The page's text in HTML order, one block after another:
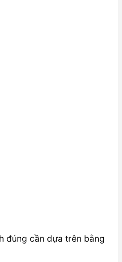
đúng cần dựa trên bằng